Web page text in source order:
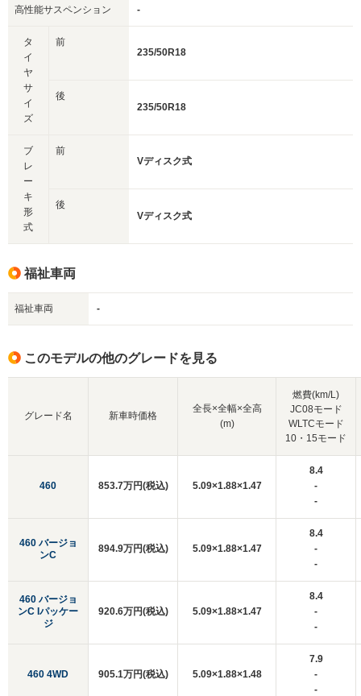
高性能サスペンション -
タ
イ
ヤ
サ
イ
ズ
前
235/50R18
後
235/50R18
ブ
レ
ー
キ
形
式
前
Vディスク式
後
Vディスク式
福祉車両
福祉車両 -
このモデルの他のグレードを見る
グレード名
460
460 バージョ
ンC
460 バージョ
ンC Iパッケー
ジ
460 4WD
新車時価格
全長×全幅×全高
(m)
燃費(km/L)
JC08モード
WLTCモード
10・15モード
853.7万円(税込) 5.09×1.88×1.47
8.4
-
-
894.9万円(税込) 5.09×1.88×1.47
8.4
-
-
920.6万円(税込) 5.09×1.88×1.47
8.4
-
-
905.1万円(税込) 5.09×1.88×1.48
7.9
-
-